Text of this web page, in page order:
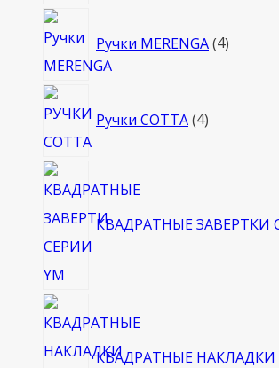
Ручки MERENGA 4товара
Ручки COTTA 4товара
КВАДРАТНЫЕ ЗАВЕРТКИ
КВАДРАТНЫЕ НАКЛАДКИ